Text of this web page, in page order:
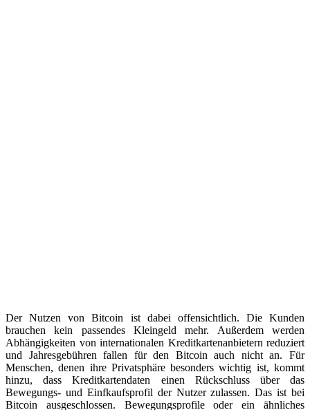
Der Nutzen von Bitcoin ist dabei offensichtlich. Die Kunden
brauchen kein passendes Kleingeld mehr. Außerdem werden
Abhängigkeiten von internationalen Kreditkartenanbietern reduziert
und Jahresgebühren fallen für den Bitcoin auch nicht an. Für
Menschen, denen ihre Privatsphäre besonders wichtig ist, kommt
hinzu, dass Kreditkartendaten einen Rückschluss über das
Bewegungs- und Einfkaufsprofil der Nutzer zulassen. Das ist bei
Bitcoin ausgeschlossen. Bewegungsprofile oder ein ähnliches